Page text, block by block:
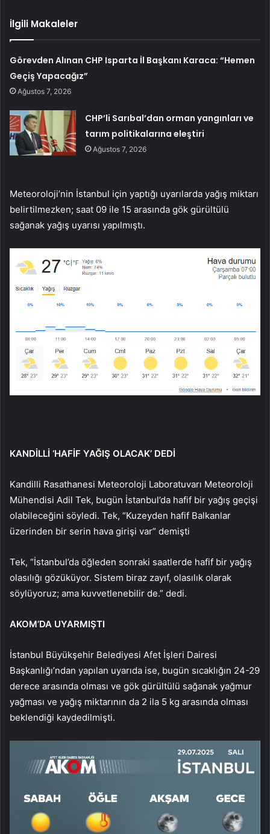
İlgili Makaleler
Görevden Alınan CHP Isparta İl Başkanı Karaca: “Hemen
Geçiş Yapacağız”
Ağustos 7, 2026
CHP’li Sarıbal’dan orman yangınları ve
tarım politikalarına eleştiri
Ağustos 7, 2026
Meteoroloji’nin İstanbul için yaptığı uyarılarda yağış miktarı
belirtilmezken; saat 09 ile 15 arasında gök gürültülü
sağanak yağış uyarısı yapılmıştı.
KANDİLLİ ‘HAFİF YAĞIŞ OLACAK’ DEDİ
Kandilli Rasathanesi Meteoroloji Laboratuvarı Meteoroloji
Mühendisi Adil Tek, bugün İstanbul’da hafif bir yağış geçişi
olabileceğini söyledi. Tek, “Kuzeyden hafif Balkanlar
üzerinden bir serin hava girişi var” demişti
Tek, “İstanbul’da öğleden sonraki saatlerde hafif bir yağış
olasılığı gözüküyor. Sistem biraz zayıf, olasılık olarak
söylüyoruz; ama kuvvetlenebilir de.” dedi.
AKOM’DA UYARMIŞTI
İstanbul Büyükşehir Belediyesi Afet İşleri Dairesi
Başkanlığı’ndan yapılan uyarıda ise, bugün sıcaklığın 24-29
derece arasında olması ve gök gürültülü sağanak yağmur
yağması ve yağış miktarının da 2 ila 5 kg arasında olması
beklendiği kaydedilmişti.